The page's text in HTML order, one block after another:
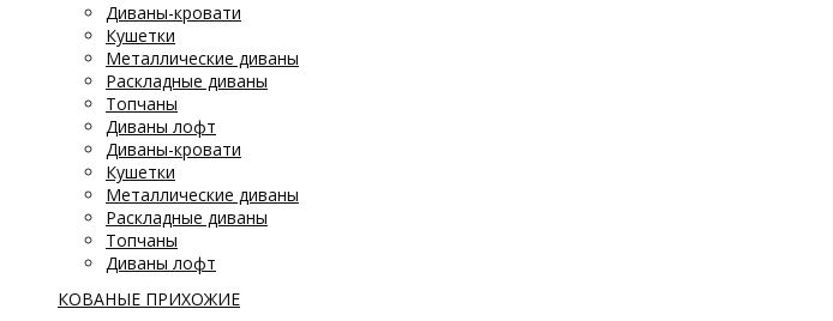
Диваны-кровати
Кушетки
Металлические диваны
Раскладные диваны
Топчаны
Диваны лофт
Диваны-кровати
Кушетки
Металлические диваны
Раскладные диваны
Топчаны
Диваны лофт
КОВАНЫЕ ПРИХОЖИЕ